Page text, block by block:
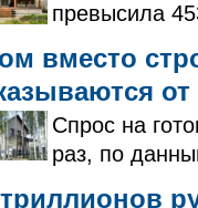
превысила
вместо
Спрос на
раз, по